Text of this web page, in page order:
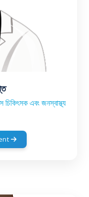
চিকিৎসক এবং জনস্বাস্থ্য